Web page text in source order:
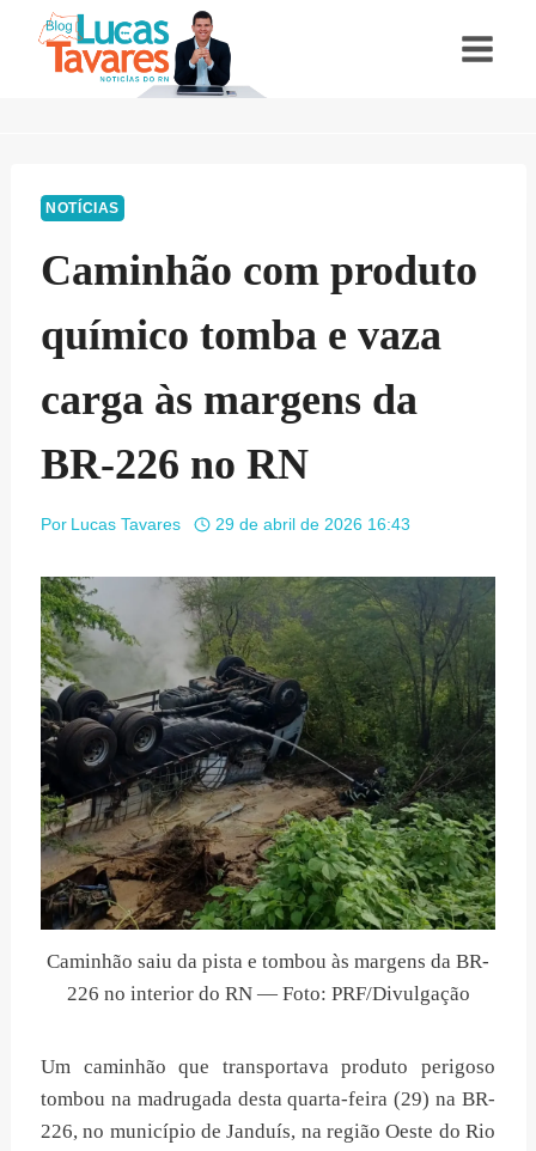
NOTÍCIAS
Caminhão com produto
químico tomba e vaza
carga às margens da
BR-226 no RN
Por Lucas Tavares 29 de abril de 2026 16:43
Caminhão saiu da pista e tombou às margens da BR-
226 no interior do RN — Foto: PRF/Divulgação
Um caminhão que transportava produto perigoso
tombou na madrugada desta quarta-feira (29) na BR-
226, no município de Janduís, na região Oeste do Rio